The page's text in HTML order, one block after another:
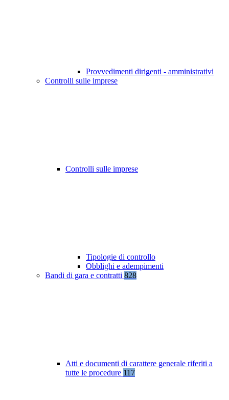
Provvedimenti dirigenti - amministrativi
Controlli sulle imprese
Controlli sulle imprese
Tipologie di controllo
Obblighi e adempimenti
Bandi di gara e contratti 828
Atti e documenti di carattere generale riferiti a
tutte le procedure 117